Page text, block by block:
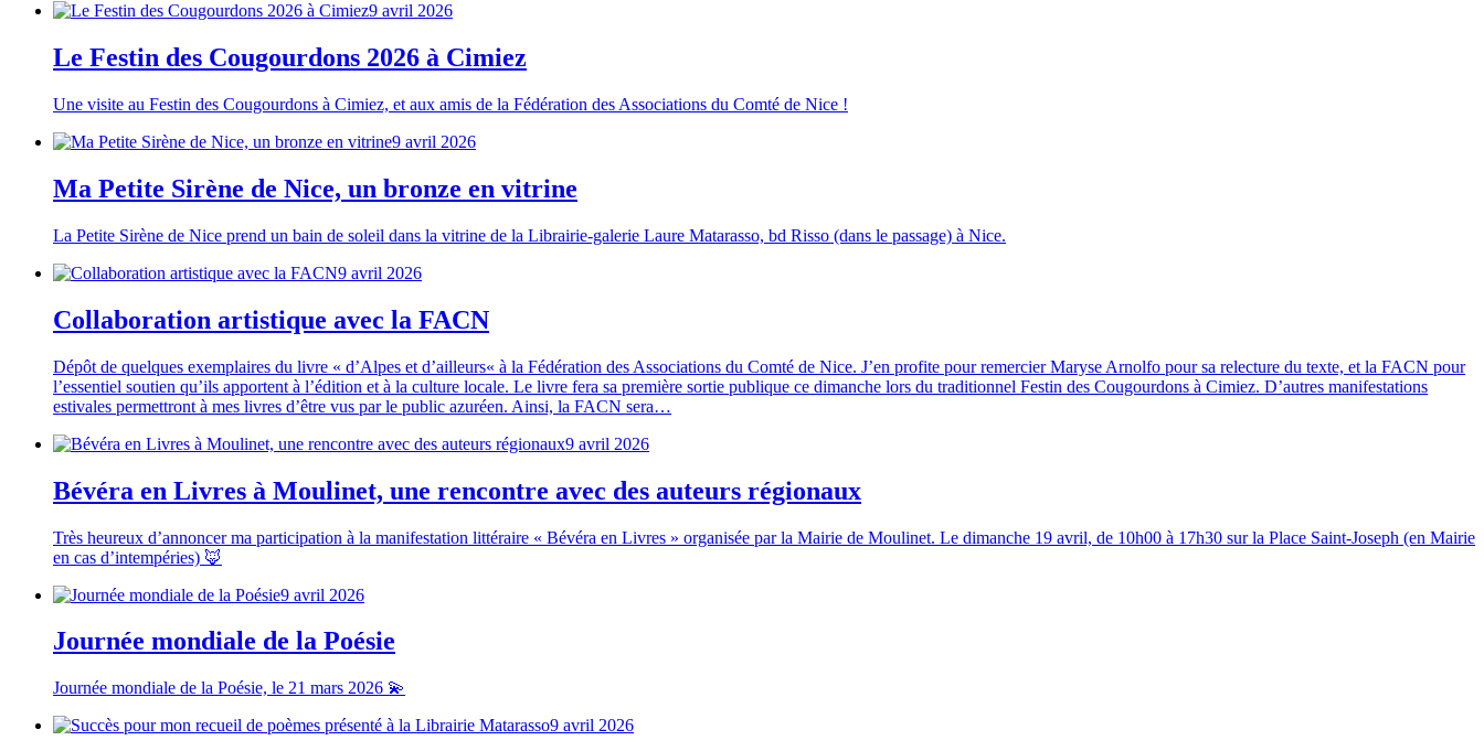
9 avril 2026
Le Festin des Cougourdons 2026 à Cimiez
Une visite au Festin des Cougourdons à Cimiez, et aux amis de la Fédération des Associations du Comté de Nice !
9 avril 2026
Ma Petite Sirène de Nice, un bronze en vitrine
La Petite Sirène de Nice prend un bain de soleil dans la vitrine de la Librairie-galerie Laure Matarasso, bd Risso (dans le passage) à Nice.
9 avril 2026
Collaboration artistique avec la FACN
Dépôt de quelques exemplaires du livre « d’Alpes et d’ailleurs« à la Fédération des Associations du Comté de Nice. J’en profite pour remercier Maryse Arnolfo pour sa relecture du texte, et la FACN pour
l’essentiel soutien qu’ils apportent à l’édition et à la culture locale. Le livre fera sa première sortie publique ce dimanche lors du traditionnel Festin des Cougourdons à Cimiez. D’autres manifestations
estivales permettront à mes livres d’être vus par le public azuréen. Ainsi, la FACN sera…
9 avril 2026
Bévéra en Livres à Moulinet, une rencontre avec des auteurs régionaux
Très heureux d’annoncer ma participation à la manifestation littéraire « Bévéra en Livres » organisée par la Mairie de Moulinet. Le dimanche 19 avril, de 10h00 à 17h30 sur la Place Saint-Joseph (en Mairie
en cas d’intempéries) 🦊
9 avril 2026
Journée mondiale de la Poésie
Journée mondiale de la Poésie, le 21 mars 2026 💫
9 avril 2026